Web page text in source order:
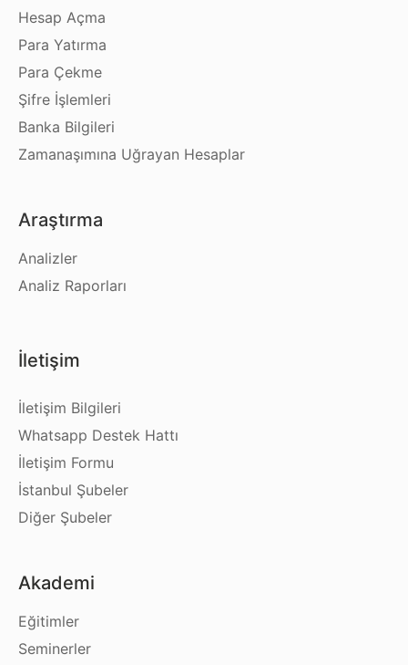
Hesap Açma
Para Yatırma
Para Çekme
Şifre İşlemleri
Banka Bilgileri
Zamanaşımına Uğrayan Hesaplar
Araştırma
Analizler
Analiz Raporları
İletişim
İletişim Bilgileri
Whatsapp Destek Hattı
İletişim Formu
İstanbul Şubeler
Diğer Şubeler
Akademi
Eğitimler
Seminerler